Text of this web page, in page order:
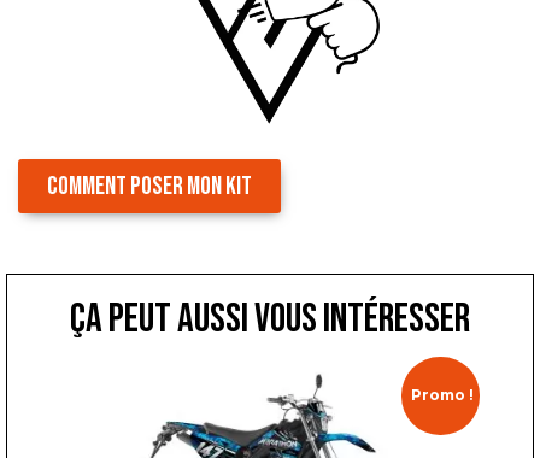
COMMENT POSER MON KIT
ça peut aussi vous intéresser
Promo !